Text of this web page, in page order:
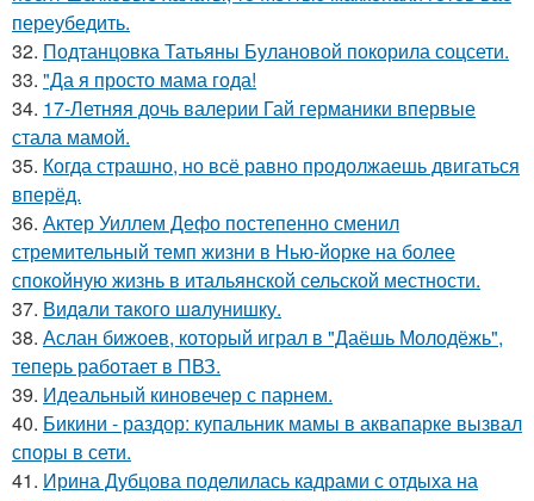
переубедить.
32. Подтанцовка Татьяны Булановой покорила соцсети.
33. "Да я просто мама года!
34. 17-Летняя дочь валерии Гай германики впервые
стала мамой.
35. Когда страшно, но всё равно продолжаешь двигаться
вперёд.
36. Актер Уиллем Дефо постепенно сменил
стремительный темп жизни в Нью-йорке на более
спокойную жизнь в итальянской сельской местности.
37. Видaли тaкого шaлунишку.
38. Аслан бижоев, который играл в "Даёшь Молодёжь",
теперь работает в ПВЗ.
39. Идеальный киновечер с парнем.
40. Бикини - раздор: купальник мамы в аквапарке вызвал
споры в сети.
41. Ирина Дубцова поделилась кадрами с отдыха на